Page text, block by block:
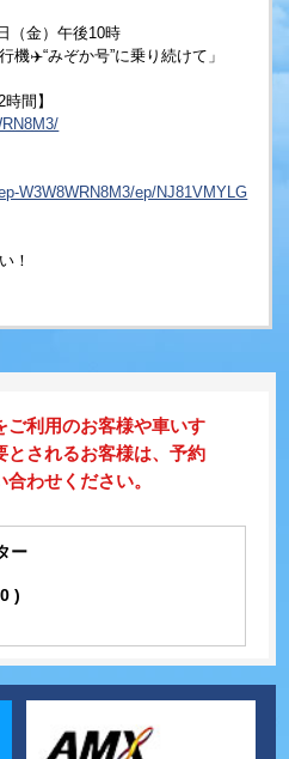
（金）午後10時
機✈️“みぞか号”に乗り続けて」
間】
W3W8WRN8M3/ep/NJ81VMYLG
！
ご利用のお客様や車いす
とされるお客様は、予約
わせください。
ー
)